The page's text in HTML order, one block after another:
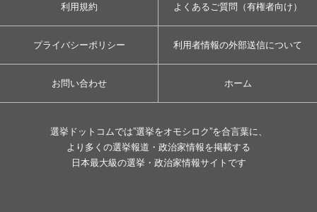
利用規約 よくあるご質問（有権者向け）
プライバシーポリシー 利用者情報の外部送信について
お問い合わせ ホーム
選挙ドットコムでは”選挙をオモシロク”を合言葉に、
より多くの選挙報道・政治家情報を掲載する
日本最大級の選挙・政治家情報サイトです